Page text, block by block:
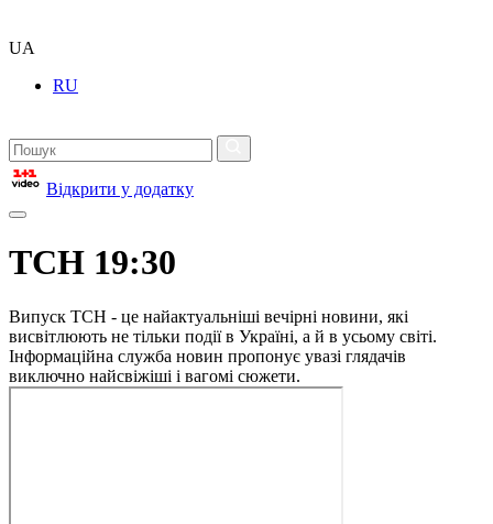
UA
RU
Відкрити у додатку
ТСН 19:30
Випуск ТСН - це найактуальніші вечірні новини, які
висвітлюють не тільки події в Україні, а й в усьому світі.
Інформаційна служба новин пропонує увазі глядачів
виключно найсвіжіші і вагомі сюжети.